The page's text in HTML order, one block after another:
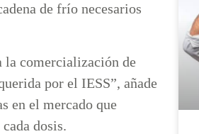
de frío necesarios
la comercialización de
por el IESS”, añade
en el mercado que
dosis.